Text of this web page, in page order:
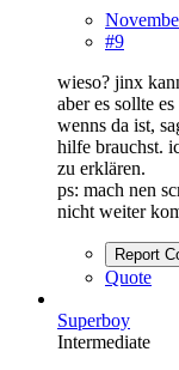
#9
wieso? jinx
aber es sollte
wenns da ist,
hilfe brauchst.
zu erklären.
ps: mach nen
nicht weiter
Report
Quote
Superboy
Intermediate